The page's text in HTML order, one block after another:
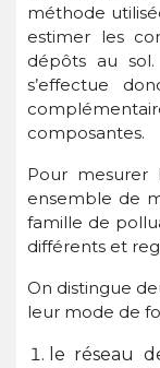
méthode
estimer les
dépôts au
s’effectue
composantes.
Pour mesurer
ensemble de
famille de
différents et
On distingue
leur mode de
le réseau